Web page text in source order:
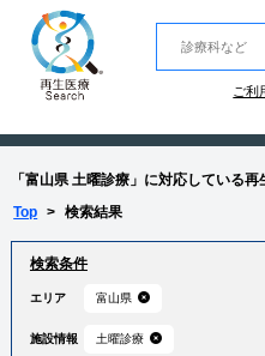
ご利
「富山県 土曜診療」に対応している
Top > 検索結果
検索条件
エリア 富山県
施設情報 土曜診療